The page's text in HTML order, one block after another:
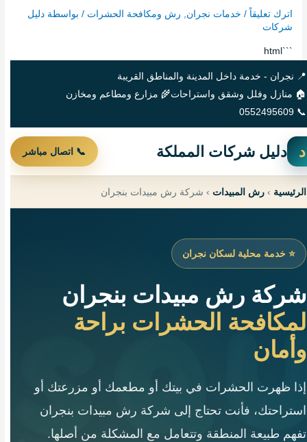
اترك تعليقاً / خدمات نجران رش ومكافحة الحشرات / بواسطة دليل
شركات
```html
📍 نجران - خدمة داخل المدينة والمناطق القريبة
🏠 منازل وفلل وشقق واستراحات🌾 مزارع ومطاعم ومخازن
📞 0552495609
د دليل شركات المملكة 📞 اتصال مباشر
الرئيسية › رش المبيدات › شركة رش مبيدات بنجران
⭐ خدمة محلية لسكان نجران
شركة رش مبيدات بنجران
لمكافحة الحشرات براحة
وأمان
إذا ظهرت الحشرات في بيتك أو مطعمك أو مزرعتك أو
استراحتك، فأنت تحتاج إلى شركة رش مبيدات بنجران
تفهم طبيعة المنطقة وتتعامل مع المشكلة من أصلها.